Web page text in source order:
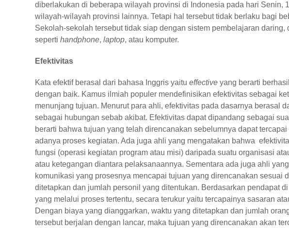
diberlakukan di beberapa wilayah provinsi di Indonesia pada hari Senin,
wilayah-wilayah provinsi lainnya. Tetapi hal tersebut tidak berlaku bagi
Sekolah-sekolah tersebut tidak siap dengan sistem pembelajaran
seperti handphone, laptop, atau komputer.
Efektivitas
Kata efektif berasal dari bahasa Inggris yaitu effective yang berarti
dengan baik. Kamus ilmiah populer mendefinisikan efektivitas sebagai
menunjang tujuan. Menurut para ahli, efektivitas pada dasarnya berasal
sebagai hubungan sebab akibat. Efektivitas dapat dipandang sebagai
berarti bahwa tujuan yang telah direncanakan sebelumnya dapat
adanya proses kegiatan. Ada juga ahli yang mengatakan bahwa
fungsi (operasi kegiatan program atau misi) daripada suatu organisasi
atau ketegangan diantara pelaksanaannya. Sementara ada juga ahli
komunikasi yang prosesnya mencapai tujuan yang direncanakan sesuai
ditetapkan dan jumlah personil yang ditentukan. Berdasarkan pendapat
yang melalui proses tertentu, secara terukur yaitu tercapainya sasaran
Dengan biaya yang dianggarkan, waktu yang ditetapkan dan jumlah
tersebut berjalan dengan lancar, maka tujuan yang direncanakan akan